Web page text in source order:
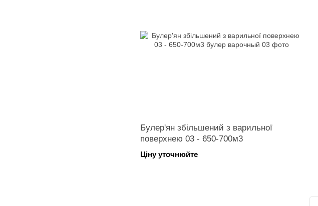
Булер'ян збільшений з варильної
поверхнею 03 - 650-700м3
Ціну уточнюйте